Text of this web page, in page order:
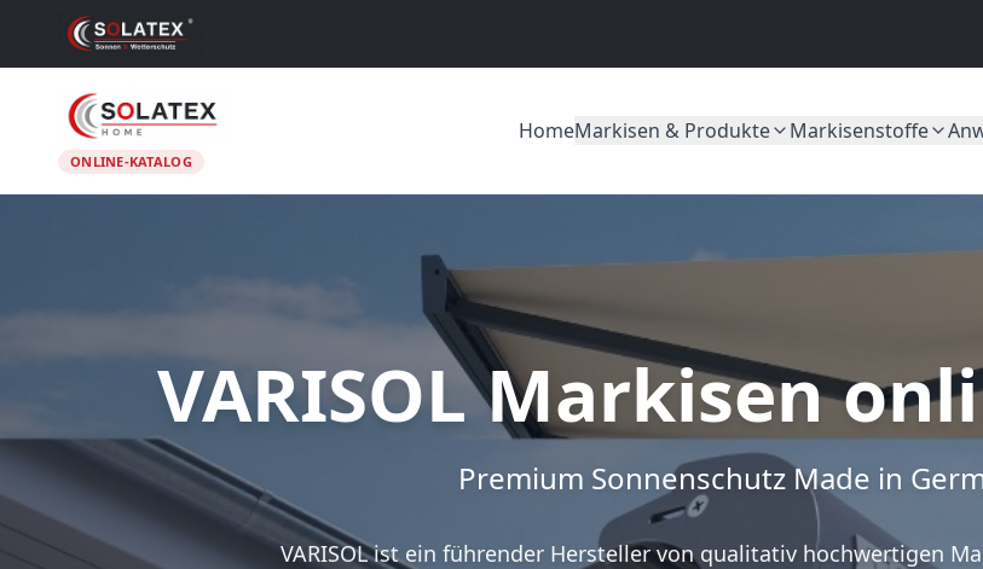
ONLINE-KATALOG
HomeMarkisen & Produkte Markisenstoffe
VARISOL Markisen
Premium Sonnenschutz Made in
VARISOL ist ein führender Hersteller von qualitativ hochwertigen